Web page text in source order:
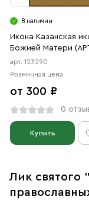
В наличии
Икона Казанская
Божией Матери
арт. 123290
Розничная цена
от 300 ₽
0
Купить
Лик святого